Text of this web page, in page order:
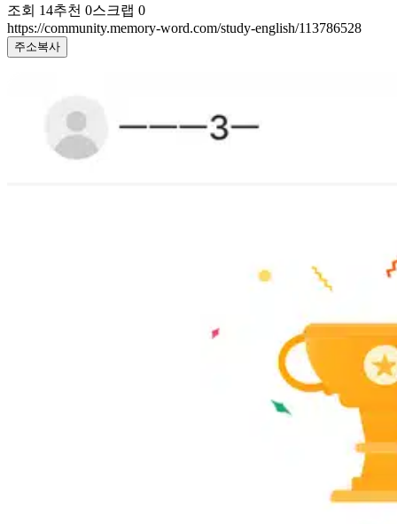
조회 14추천 0스크랩 0
https://community.memory-word.com/study-english/113786528
주소복사